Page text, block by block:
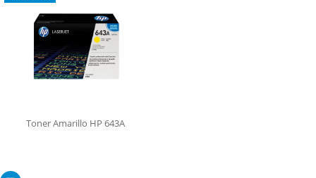
Toner Amarillo HP 643A